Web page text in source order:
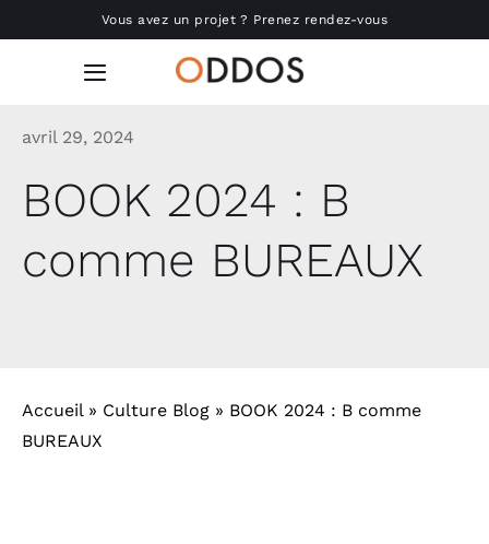
au
Vous avez un projet ? Prenez rendez-vous
Toggle
Nous connaître
Réalisations
Actu
avril 29, 2024
BOOK 2024 : B
comme BUREAUX
Accueil» Culture Blog » BOOK 2024 : B comme
BUREAUX